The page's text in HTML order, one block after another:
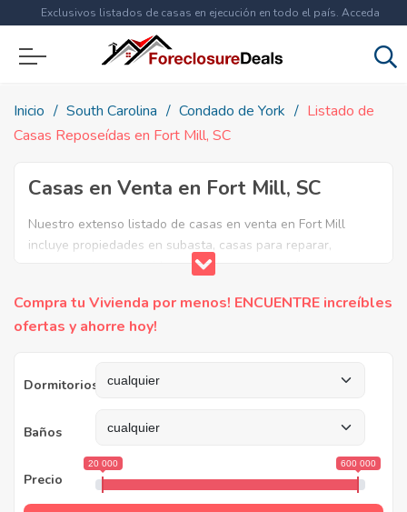
Exclusivos listados de casas en ejecución en todo el país. Acceda
ahora a
Inicio South Carolina Condado de York
Listado de
Casas Reposeídas en Fort Mill, SC
Casas en Venta en Fort Mill, SC
Nuestro extenso listado de casas en venta en Fort Mill
incluye propiedades en subasta, casas para reparar,
apartamentos reposeidos por el banco, ejecuciones
que necesita y aproveche estas increibles ofertas en Bienes
Raíces en Fort Mill, South Carolina.
Compra tu Vivienda por menos! ENCUENTRE increíbles
ofertas y ahorre hoy!
Dormitorios
Baños
Precio
20 000 600 000